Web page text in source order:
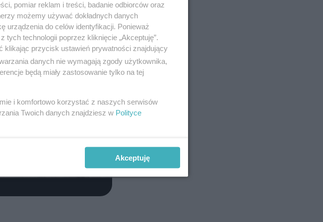
pomiar reklam i treści, badanie odbiorców oraz
możemy używać dokładnych danych
urządzenia do celów identyfikacji. Ponieważ
technologii poprzez kliknięcie „Akceptuję”.
klikając przycisk ustawień prywatności znajdujący
danych nie wymagają zgody użytkownika,
będą miały zastosowanie tylko na tej
i komfortowo korzystać z naszych serwisów
Twoich danych znajdziesz w Polityce
Akceptuję